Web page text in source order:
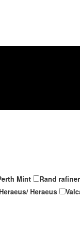
Mint Rand
Heraeus